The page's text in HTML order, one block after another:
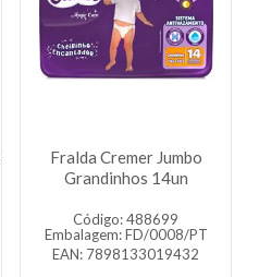
Fralda Cremer Jumbo
Grandinhos 14un
Código: 488699
Embalagem: FD/0008/PT
EAN: 7898133019432